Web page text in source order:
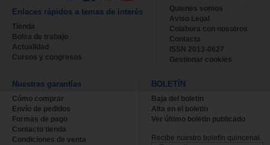
Enlaces rápidos a temas de interés
Tienda
Bolsa de trabajo
Actualidad
Cursos y congresos
Quienes somos
Aviso Legal
Colabora con nosotros
Contacta
ISSN 2013-0627
Gestionar cookies
Nuestras garantías
Cómo comprar
Envío de pedidos
Formas de pago
Contacto tienda
Condiciones de venta
BOLETÍN
Baja del boletin
Alta en el boletin
Ver último boletin publicado
Recibe nuestro boletín quincenal.